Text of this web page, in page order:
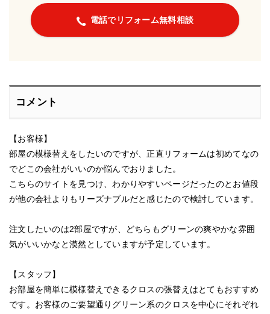
電話でリフォーム無料相談
コメント
【お客様】
部屋の模様替えをしたいのですが、正直リフォームは初めてなの
でどこの会社がいいのか悩んでおりました。
こちらのサイトを見つけ、わかりやすいページだったのとお値段
が他の会社よりもリーズナブルだと感じたので検討しています。
注文したいのは2部屋ですが、どちらもグリーンの爽やかな雰囲
気がいいかなと漠然としていますが予定しています。
【スタッフ】
お部屋を簡単に模様替えできるクロスの張替えはとてもおすすめ
です。お客様のご要望通りグリーン系のクロスを中心にそれぞれ